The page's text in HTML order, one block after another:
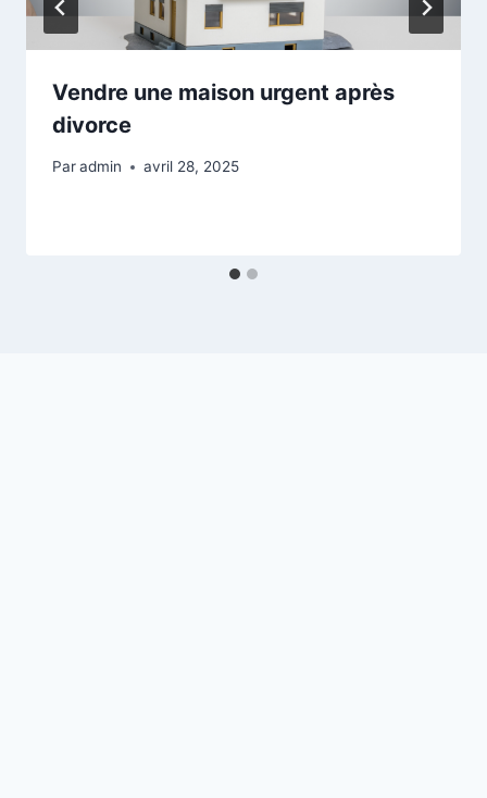
Vendre une maison urgent après
divorce
Paradmin avril 28, 2025